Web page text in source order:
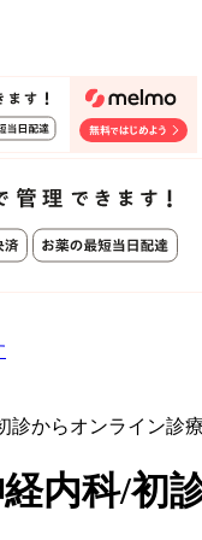
診からオンライン診
内科/初